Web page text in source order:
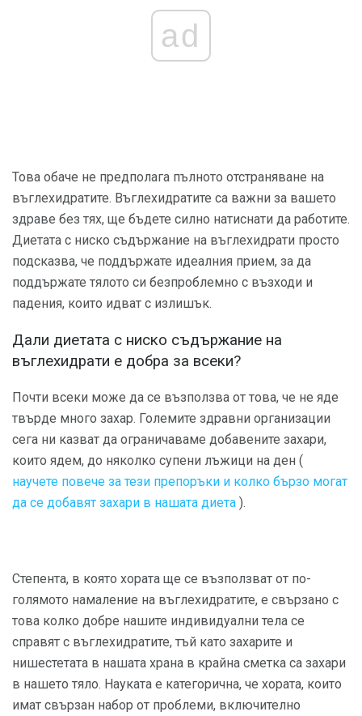
ad
Това обаче не предполага пълното отстраняване на
въглехидратите. Въглехидратите са важни за вашето
здраве без тях, ще бъдете силно натиснати да работите.
Диетата с ниско съдържание на въглехидрати просто
подсказва, че поддържате идеалния прием, за да
поддържате тялото си безпроблемно с възходи и
падения, които идват с излишък.
Дали диетата с ниско съдържание на
въглехидрати е добра за всеки?
Почти всеки може да се възползва от това, че не яде
твърде много захар. Големите здравни организации
сега ни казват да ограничаваме добавените захари,
които ядем, до няколко супени лъжици на ден (
научете повече за тези препоръки и колко бързо могат
да се добавят захари в нашата диета ).
Степента, в която хората ще се възползват от по-
голямото намаление на въглехидратите, е свързано с
това колко добре нашите индивидуални тела се
справят с въглехидратите, тъй като захарите и
нишестетата в нашата храна в крайна сметка са захари
в нашето тяло. Науката е категорична, че хората, които
имат свързан набор от проблеми, включително